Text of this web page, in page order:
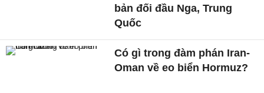
bản đối đầu Nga, Trung
Quốc
Có gì trong đàm phán Iran-
Oman về eo biển Hormuz?